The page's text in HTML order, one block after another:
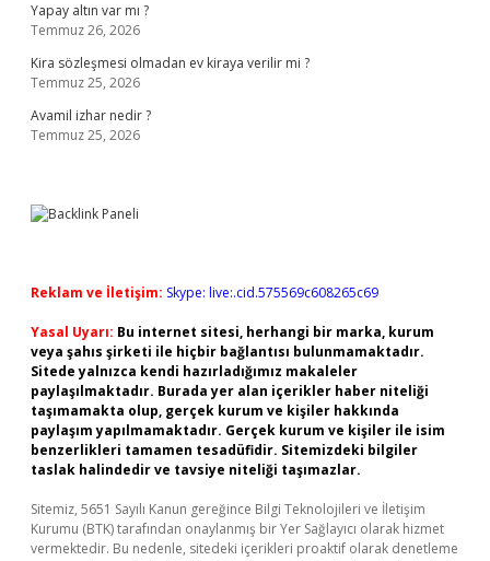
Yapay altın var mı ?
Temmuz 26, 2026
Kira sözleşmesi olmadan ev kiraya verilir mi ?
Temmuz 25, 2026
Avamil izhar nedir ?
Temmuz 25, 2026
Reklam ve İletişim: Skype: live:.cid.575569c608265c69
Yasal Uyarı: Bu internet sitesi, herhangi bir marka, kurum
veya şahıs şirketi ile hiçbir bağlantısı bulunmamaktadır.
Sitede yalnızca kendi hazırladığımız makaleler
paylaşılmaktadır. Burada yer alan içerikler haber niteliği
taşımamakta olup, gerçek kurum ve kişiler hakkında
paylaşım yapılmamaktadır. Gerçek kurum ve kişiler ile isim
benzerlikleri tamamen tesadüfidir. Sitemizdeki bilgiler
taslak halindedir ve tavsiye niteliği taşımazlar.
Sitemiz, 5651 Sayılı Kanun gereğince Bilgi Teknolojileri ve İletişim
Kurumu (BTK) tarafından onaylanmış bir Yer Sağlayıcı olarak hizmet
vermektedir. Bu nedenle, sitedeki içerikleri proaktif olarak denetleme